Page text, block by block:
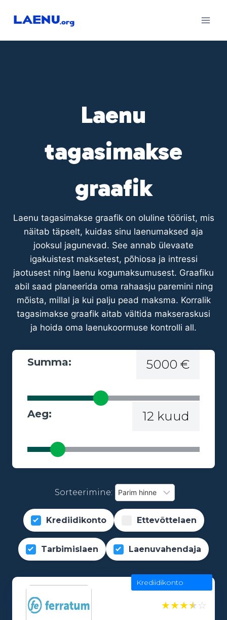
Laenu
tagasimakse
graafik
Laenu tagasimakse graafik on oluline tööriist, mis
näitab täpselt, kuidas sinu laenumaksed aja
jooksul jagunevad. See annab ülevaate
igakuistest maksetest, põhiosa ja intressi
jaotusest ning laenu kogumaksumusest. Graafiku
abil saad planeerida oma rahaasju paremini ning
mõista, millal ja kui palju pead maksma. Korralik
tagasimakse graafik aitab vältida makseraskusi
ja hoida oma laenukoormuse kontrolli all.
Summa: 5000 €
Aeg: 12 kuud
Sorteerimine:
Krediidikonto Ettevõttelaen
Tarbimislaen Laenuvahendaja
★★★★☆
Krediidikonto